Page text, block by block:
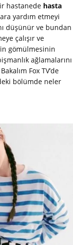
hastanede hasta
yardım etmeyi
düşünür ve bundan
çalışır ve
gömülmesinin
ağlamalarını
Fox TV’de
bölümde neler